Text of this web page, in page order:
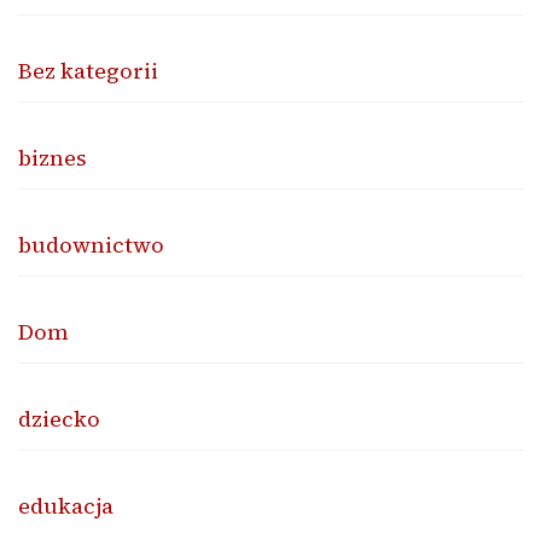
Bez kategorii
biznes
budownictwo
Dom
dziecko
edukacja